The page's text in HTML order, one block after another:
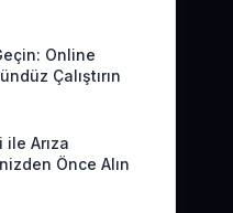
Online
Çalıştırın
Arıza
Önce Alın